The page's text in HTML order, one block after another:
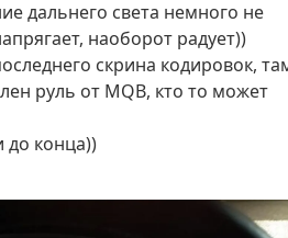
дальнего света немного не
наоборот радует))
скрина кодировок,
руль от MQB, кто то может
до конца))